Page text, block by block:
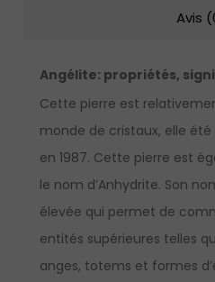
Avis
Angélite: propriétés,
Cette pierre est
monde de cristaux, elle
en 1987. Cette pierre est
le nom d’Anhydrite. Son
élevée qui permet de
entités supérieures telles
anges, totems et formes